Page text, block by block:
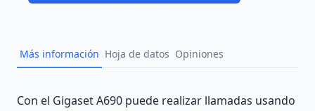
Más información Hoja de datos Opiniones
Description
Con el Gigaset A690 puede realizar llamadas usando